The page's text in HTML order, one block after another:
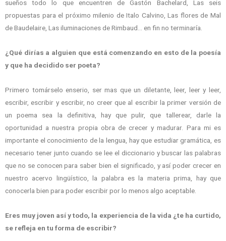
sueños todo lo que encuentren de Gastón Bachelard, Las seis
propuestas para el próximo milenio de Italo Calvino, Las flores de Mal
de Baudelaire, Las iluminaciones de Rimbaud… en fin no terminaría.
¿Qué dirías a alguien que está comenzando en esto de la poesía
y que ha decidido ser poeta?
Primero tomárselo enserio, ser mas que un diletante, leer, leer y leer,
escribir, escribir y escribir, no creer que al escribir la primer versión de
un poema sea la definitiva, hay que pulir, que tallerear, darle la
oportunidad a nuestra propia obra de crecer y madurar. Para mi es
importante el conocimiento de la lengua, hay que estudiar gramática, es
necesario tener junto cuando se lee el diccionario y buscar las palabras
que no se conocen para saber bien el significado, y así poder crecer en
nuestro acervo lingüístico, la palabra es la materia prima, hay que
conocerla bien para poder escribir por lo menos algo aceptable.
Eres muy joven así y todo, la experiencia de la vida ¿te ha curtido,
se refleja en tu forma de escribir?